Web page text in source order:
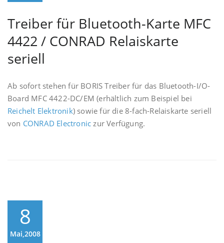
Treiber für Bluetooth-Karte MFC
4422 / CONRAD Relaiskarte
seriell
Ab sofort stehen für BORIS Treiber für das Bluetooth-I/O-
Board MFC 4422-DC/EM (erhältlich zum Beispiel bei
Reichelt Elektronik) sowie für die 8-fach-Relaiskarte seriell
von CONRAD Electronic zur Verfügung.
8
Mai,2008